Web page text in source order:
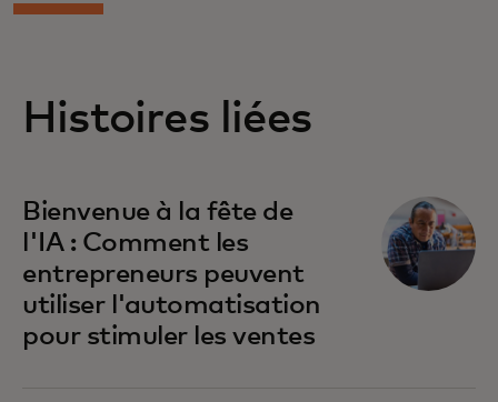
Histoires liées
Bienvenue à la fête de
l'IA : Comment les
entrepreneurs peuvent
utiliser l'automatisation
pour stimuler les ventes